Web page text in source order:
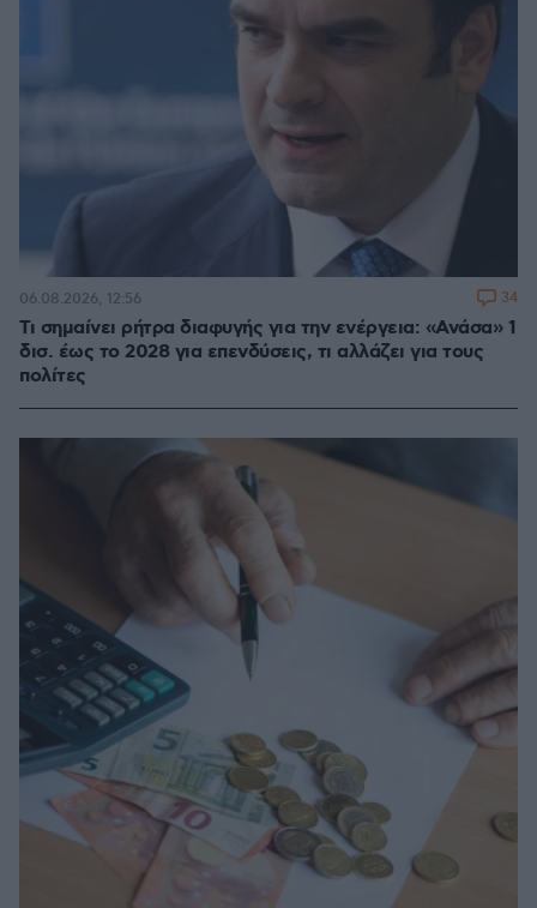
Τι σημαίνει ρήτρα διαφυγής για την ενέργεια: «Ανάσα» 1
δισ. έως το 2028 για επενδύσεις, τι αλλάζει για τους
πολίτες
06.08.2026, 12:56 34